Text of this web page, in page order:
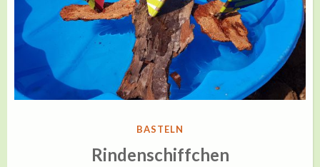
daran
zieht!“
VERÖFFENTLICHT
BASTELN
Rindenschiffchen